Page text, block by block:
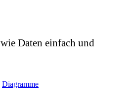
Daten einfach und
Diagramme